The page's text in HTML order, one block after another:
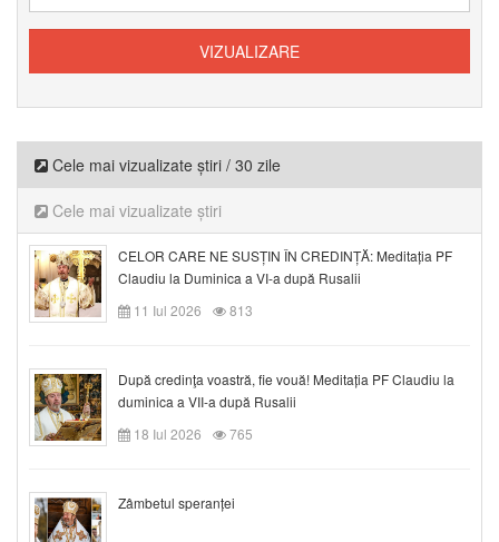
Cele mai vizualizate știri / 30 zile
Cele mai vizualizate știri
CELOR CARE NE SUSȚIN ÎN CREDINȚĂ: Meditația PF
Claudiu la Duminica a VI-a după Rusalii
11 Iul 2026
813
După credinţa voastră, fie vouă! Meditația PF Claudiu la
duminica a VII-a după Rusalii
18 Iul 2026
765
Zâmbetul speranței